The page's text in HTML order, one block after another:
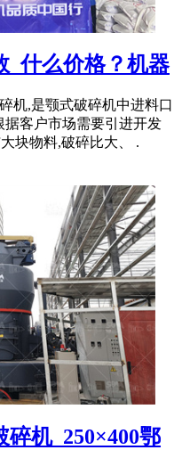
_什么价格？机器
机,是颚式破碎机中进料口
据客户市场需要引进开发
块物料,破碎比大、 .
碎机_250×400鄂